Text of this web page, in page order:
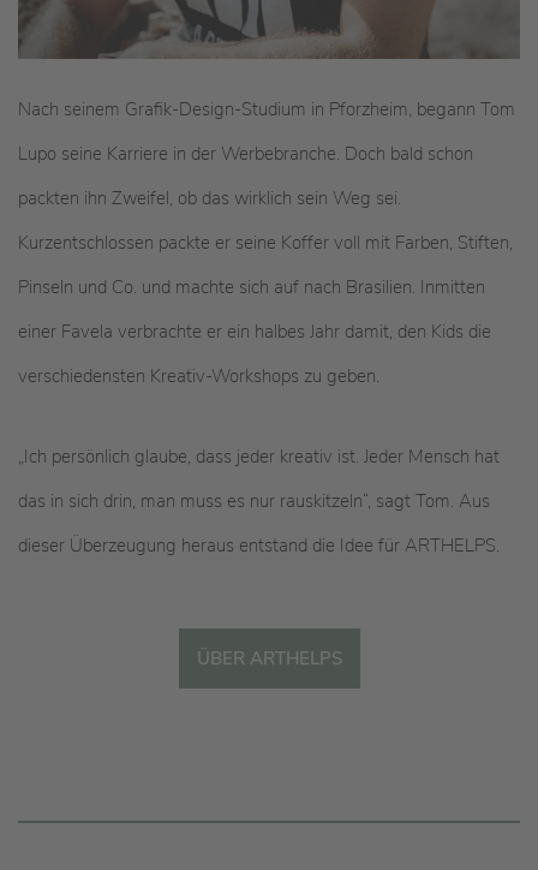
Nach seinem Grafik-Design-Studium in Pforzheim, begann Tom
Lupo seine Karriere in der Werbebranche. Doch bald schon
packten ihn Zweifel, ob das wirklich sein Weg sei.
Kurzentschlossen packte er seine Koffer voll mit Farben, Stiften,
Pinseln und Co. und machte sich auf nach Brasilien. Inmitten
einer Favela verbrachte er ein halbes Jahr damit, den Kids die
verschiedensten Kreativ-Workshops zu geben.
„Ich persönlich glaube, dass jeder kreativ ist. Jeder Mensch hat
das in sich drin, man muss es nur rauskitzeln“, sagt Tom. Aus
dieser Überzeugung heraus entstand die Idee für ARTHELPS.
ÜBER ARTHELPS